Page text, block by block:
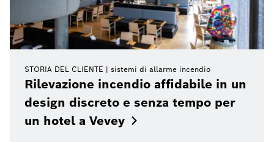
STORIA DEL CLIENTE sistemi di allarme incendio
Rilevazione incendio affidabile in un
design discreto e senza tempo per
un hotel a Vevey